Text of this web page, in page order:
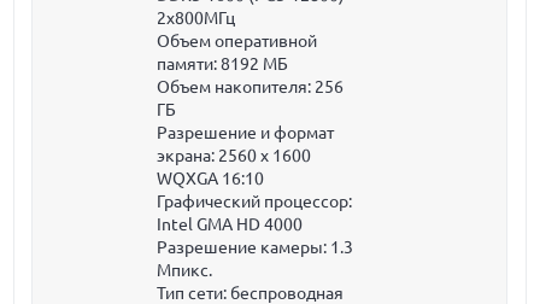
2x800МГц
Объем оперативной
памяти:8192 МБ
Объем накопителя: 256
ГБ
Разрешение и формат
экрана: 2560 x 1600
WQXGA 16:10
Графический процессор:
Intel GMA HD 4000
Разрешение камеры: 1.3
Мпикс.
Тип сети: беспроводная